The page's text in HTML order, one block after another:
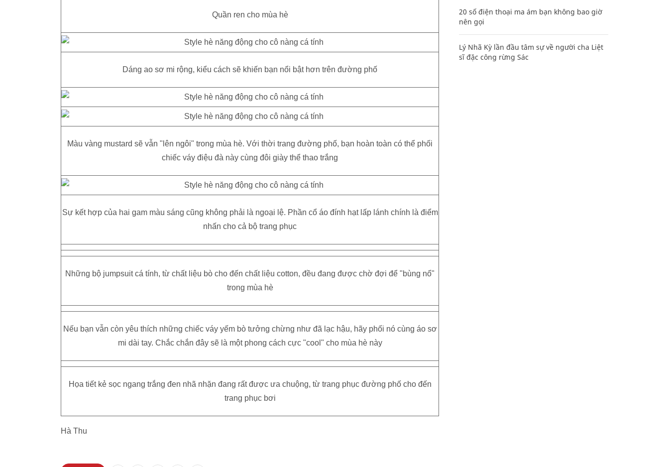
Quần ren cho mùa hè
Dáng ao sơ mi rộng, kiểu cách sẽ khiến bạn nổi bật hơn trên đường phố
Màu vàng mustard sẽ vẫn "lên ngôi" trong mùa hè. Với thời trang đường phố, bạn hoàn toàn có thể phối
chiếc váy điệu đà này cùng đôi giày thể thao trắng
Sự kết hợp của hai gam màu sáng cũng không phải là ngoại lệ. Phần cổ áo đính hạt lấp lánh chính là điểm
nhấn cho cả bộ trang phục
Những bộ jumpsuit cá tính, từ chất liệu bò cho đến chất liệu cotton, đều đang được chờ đợi để "bùng nổ"
trong mùa hè
Nếu bạn vẫn còn yêu thích những chiếc váy yếm bò tưởng chừng như đã lạc hậu, hãy phối nó cùng áo sơ
mi dài tay. Chắc chắn đây sẽ là một phong cách cực "cool" cho mùa hè này
Họa tiết kẻ sọc ngang trắng đen nhã nhặn đang rất được ưa chuộng, từ trang phục đường phố cho đến
trang phục bơi
Hà Thu
20 số điện thoại ma ám bạn không bao giờ
nên gọi
Lý Nhã Kỳ lần đầu tâm sự về người cha Liệt
sĩ đặc công rừng Sác